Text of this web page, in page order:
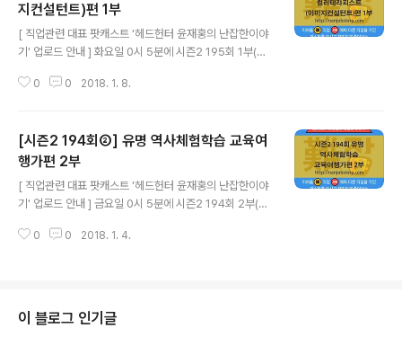
지컨설턴트)편 1부
[ 직업관련 대표 팟캐스트 '헤드헌터 윤재홍의 난잡한이야
기' 업로드 안내 ] 화요일 0시 5분에 시즌2 195회 1부(유
195회① 유료] 컬러테라피스트(이미지컨설턴트)편 1부 방
로운 무료 에피소드가 업로드 됩니다. 팟빵 앱(http://pod
bbang.com/event/app)을 설치하고 '난잡한이야기' 검
색 후 구독 신청하시면 방송을 편하게 들을 수 있습니다. 팟
빵에서 구독 하기, 다운로드 하기, 별점 주기, 좋아요 누르
기, 댓글 달기 꼭 해주세요. ※ 홈페이지 : http://nanjobst
ory.com※ 카페 :..
0 0 2018. 1. 8.
[시즌2 194회②] 유명 역사체험학습 교육여
행가편 2부
[ 직업관련 대표 팟캐스트 '헤드헌터 윤재홍의 난잡한이야
기' 업로드 안내 ] 금요일 0시 5분에 시즌2 194회 2부(유
194회② 유료] 유명 역사체험학습 교육여행가편 2부 방송
bang.com/event/app)을 설치하고 '난잡한이야기' 검
색 후 구독 신청하시면 방송을 편하게 들을 수 있습니다. 팟
0 0 2018. 1. 4.
이 블로그 인기글